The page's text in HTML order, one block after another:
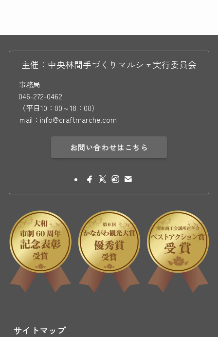
主催：中央林間手づくりマルシェ実行委員会
事務局
046-272-0462
（平日10：00～18：00）
ｍail：info@craftmarche.com
お問い合わせはこちら
サイトマップ